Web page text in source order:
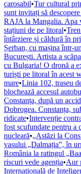
carosabil•Tur cultural
sunt invitați să
RAJA la Mangalia. Apa
stațiuni de pe litoral•
întârziere și căldură în
Șerban, cu mașina într-
București. Artista a
cu Bulgaria! O dronă a
turiști pe litoral în acest
mare•Linia 102, traseu
blochează accesul
Constanța, după un
Dobrogea. Constanța,
ridicate•Intervenție
fost scufundate pentru a
nucleară•„Astăzi la
vasului „Dalmația”, în
România la ratingul
riscuri vede agenția•Aur
Internațională de